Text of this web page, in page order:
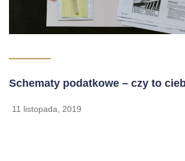
Schematy podatkowe – czy to
11 listopada, 2019